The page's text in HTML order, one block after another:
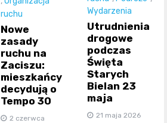
ruchu
Nowe
zasady
ruchu na
Zaciszu:
mieszkańcy
decydują o
Tempo 30
2 czerwca
Wydarzenia
Utrudnienia
drogowe
podczas
Święta
Starych
Bielan 23
maja
21 maja 2026